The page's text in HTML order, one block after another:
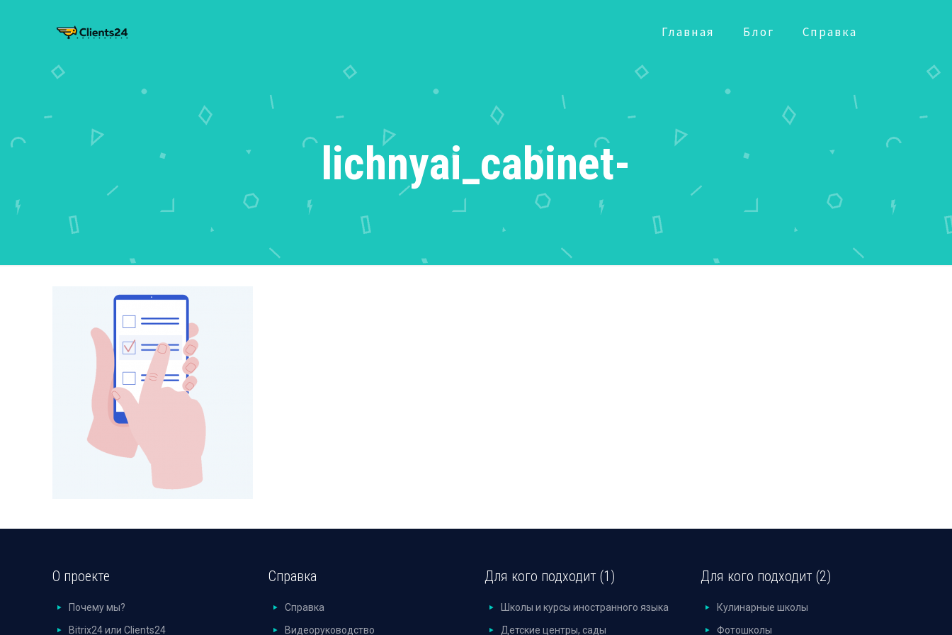
Главная Блог Справка
lichnyai_cabinet-
О проекте
Почему мы?
Bitrix24 или Clients24
Справка
Справка
Видеоруководство
Для кого подходит (1)
Школы и курсы иностранного языка
Детские центры, сады
Для кого подходит (2)
Кулинарные школы
Фотошколы